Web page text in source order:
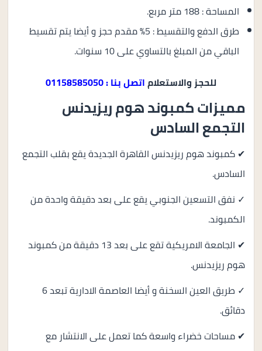
المساحة : 188 متر مربع.
طرق الدفع والتقسيط : 5% مقدم حجز و أيضا يتم تقسيط
الباقي من المبلغ بالتساوي على 10 سنوات.
للحجز والاستعلاماتصل بنا : 01158585050
مميزات كمبوند هوم ريزيدنس
التجمع السادس
✔ كمبوند هوم ريزيدنس القاهرة الجديدة يقع بقلب التجمع
السادس.
✓ نفق التسعين الجنوبي يقع على بعد دقيقة واحدة من
الكمبوند.
✔ الجامعة الامريكية تقع على بعد 13 دقيقة من كمبوند
هوم ريزيدنس.
✓ طريق العين السخنة و أيضا العاصمة الادارية تبعد 6
دقائق.
✔ مساحات خضراء واسعة كما تعمل على الانتشار مع